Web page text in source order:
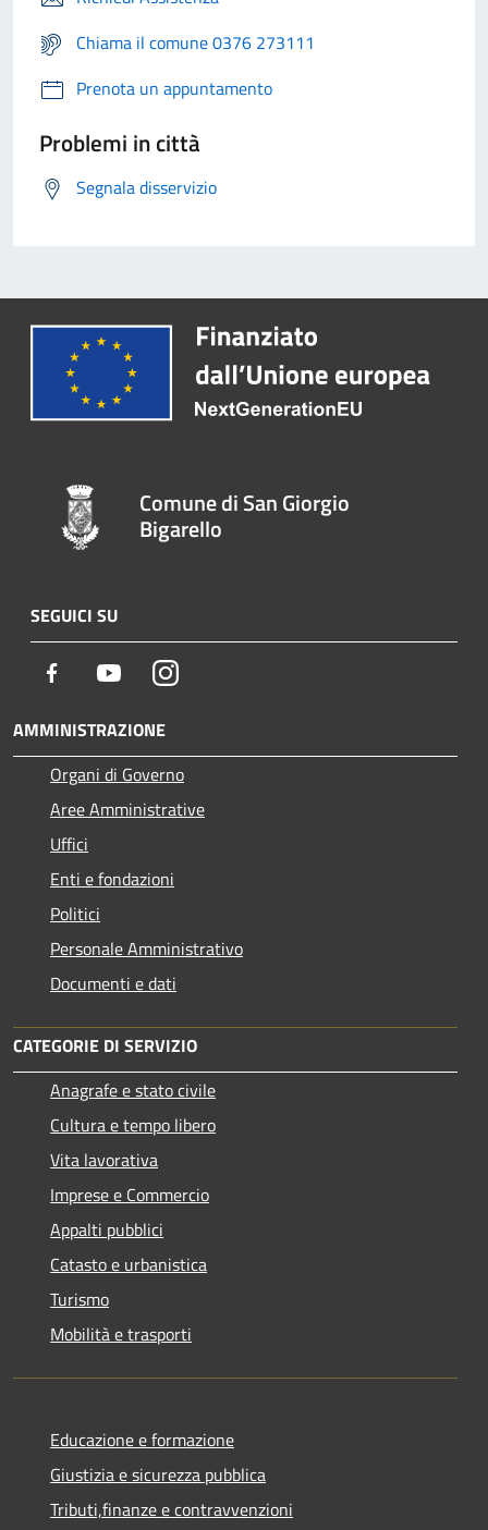
Chiama il comune 0376 273111
Prenota un appuntamento
Problemi in città
Segnala disservizio
Comune di San Giorgio
Bigarello
SEGUICI SU
Facebook YoutubeInstagram
AMMINISTRAZIONE
Organi di Governo
Aree Amministrative
Uffici
Enti e fondazioni
Politici
Personale Amministrativo
Documenti e dati
CATEGORIE DI SERVIZIO
Anagrafe e stato civile
Cultura e tempo libero
Vita lavorativa
Imprese e Commercio
Appalti pubblici
Catasto e urbanistica
Turismo
Mobilità e trasporti
Educazione e formazione
Giustizia e sicurezza pubblica
Tributi,finanze e contravvenzioni